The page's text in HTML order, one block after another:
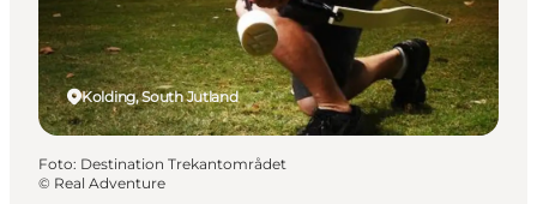
Kolding, South Jutland
Foto: Destination Trekantområdet
© Real Adventure